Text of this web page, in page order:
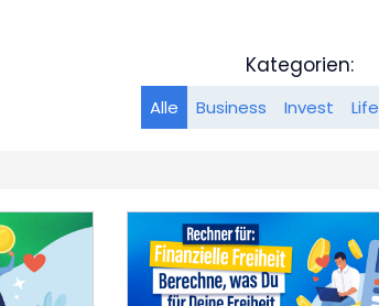
Kategorien:
Business Invest Life
Alle